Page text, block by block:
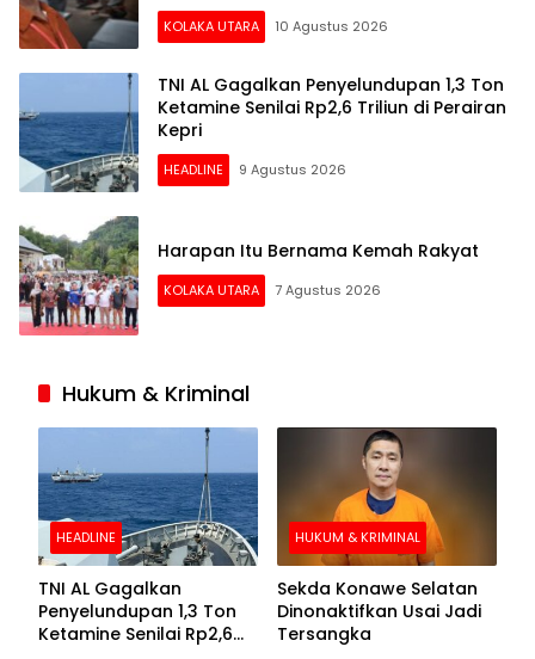
KOLAKA UTARA 10 Agustus 2026
TNI AL Gagalkan Penyelundupan 1,3 Ton
Ketamine Senilai Rp2,6 Triliun di Perairan
Kepri
HEADLINE 9 Agustus 2026
Harapan Itu Bernama Kemah Rakyat
KOLAKA UTARA 7 Agustus 2026
Hukum & Kriminal
HEADLINE
TNI AL Gagalkan
Penyelundupan 1,3 Ton
Ketamine Senilai Rp2,6
HUKUM & KRIMINAL
Sekda Konawe Selatan
Dinonaktifkan Usai Jadi
Tersangka